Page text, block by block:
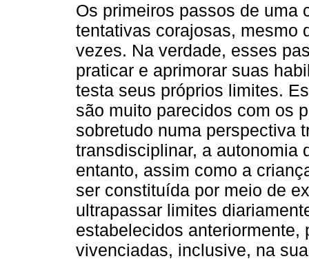
Os primeiros passos de uma
tentativas corajosas, mesmo
vezes. Na verdade, esses
praticar e aprimorar suas
testa seus próprios limites.
são muito parecidos com os
sobretudo numa perspectiva
transdisciplinar, a autonomia
entanto, assim como a
ser constituída por meio de
ultrapassar limites
estabelecidos
vivenciadas, inclusive, na